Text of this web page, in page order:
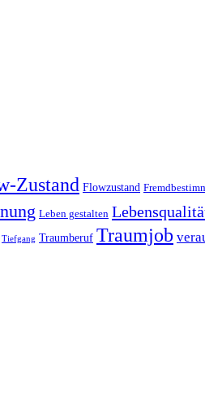
Zustand Flowzustand
Leben gestalten
Tiefgang Traumberuf Traumjob